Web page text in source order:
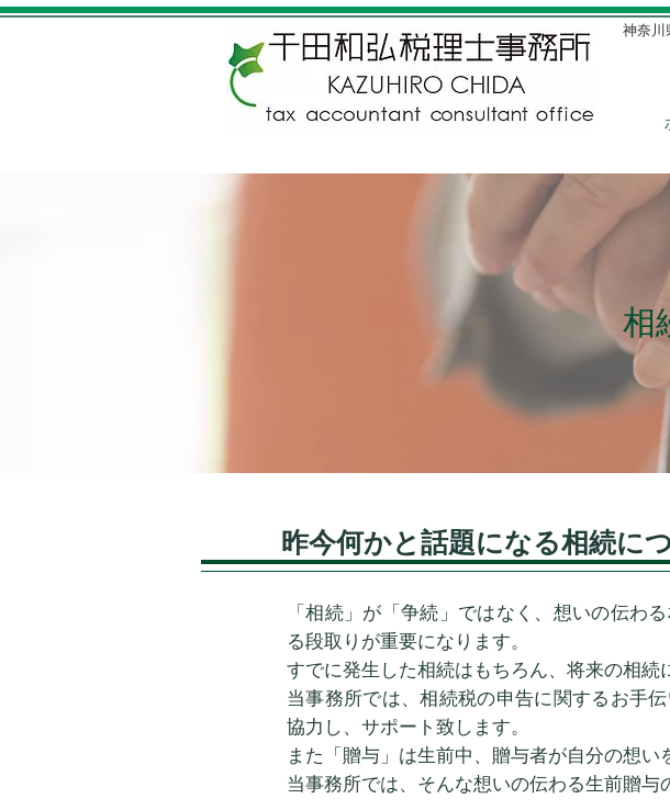
神奈
相
昨今何かと話題になる相続に
「相続」が「争続」ではなく、想いの伝わ
る段取りが重要になります。
すでに発生した相続はもちろん、将来の相続
当事務所では、相続税の申告に関するお手
協力し、サポート致します。
また「贈与」は生前中、贈与者が自分の想
当事務所では、そんな想いの伝わる生前贈与